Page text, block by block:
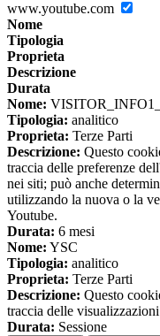
www.youtube.com
Nome
Tipologia
Proprieta
Descrizione
Durata
Nome:
Tipologia: analitico
Proprieta: Terze Parti
Descrizione: Questo
traccia delle preferenze
nei siti; può anche
utilizzando la nuova o la
Youtube.
Durata: 6 mesi
Nome: YSC
Tipologia: analitico
Proprieta: Terze Parti
Descrizione: Questo
traccia delle
Durata: Sessione